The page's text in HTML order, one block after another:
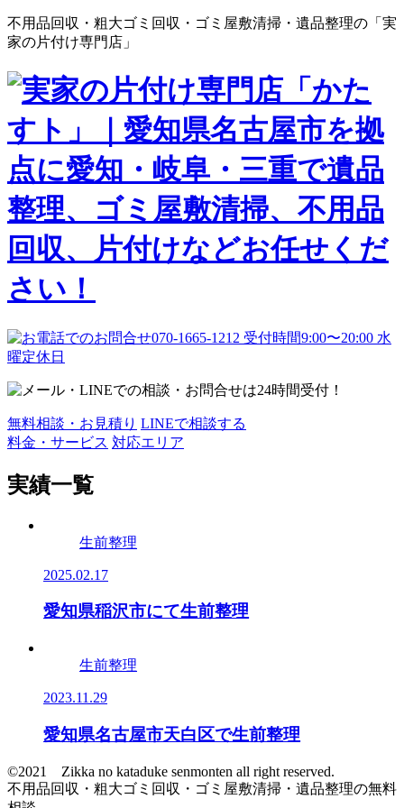
不用品回収・粗大ゴミ回収・ゴミ屋敷清掃・遺品整理の「実
家の片付け専門店」
無料相談・お見積り LINEで相談する
料金・サービス 対応エリア
実績一覧
生前整理
2025.02.17
愛知県稲沢市にて生前整理
生前整理
2023.11.29
愛知県名古屋市天白区で生前整理
©︎2021 Zikka no kataduke senmonten all right reserved.
不用品回収・粗大ゴミ回収・ゴミ屋敷清掃・遺品整理の無料